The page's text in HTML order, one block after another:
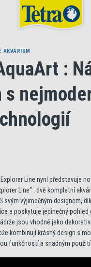
AKVÁRIUM
:
s
Line nyní představuje
Line“ : dvě kompletní
svým výjimečným designem,
a poskytuje jedinečný
jsou vhodné jako
kombinují krásný design s
funkčností a snadným